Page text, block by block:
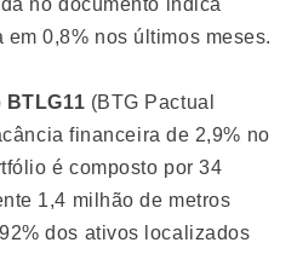
no documento indica
0,8% nos últimos meses.
BTLG11 (BTG Pactual
financeira de 2,9% no
é composto por 34
1,4 milhão de metros
dos ativos localizados